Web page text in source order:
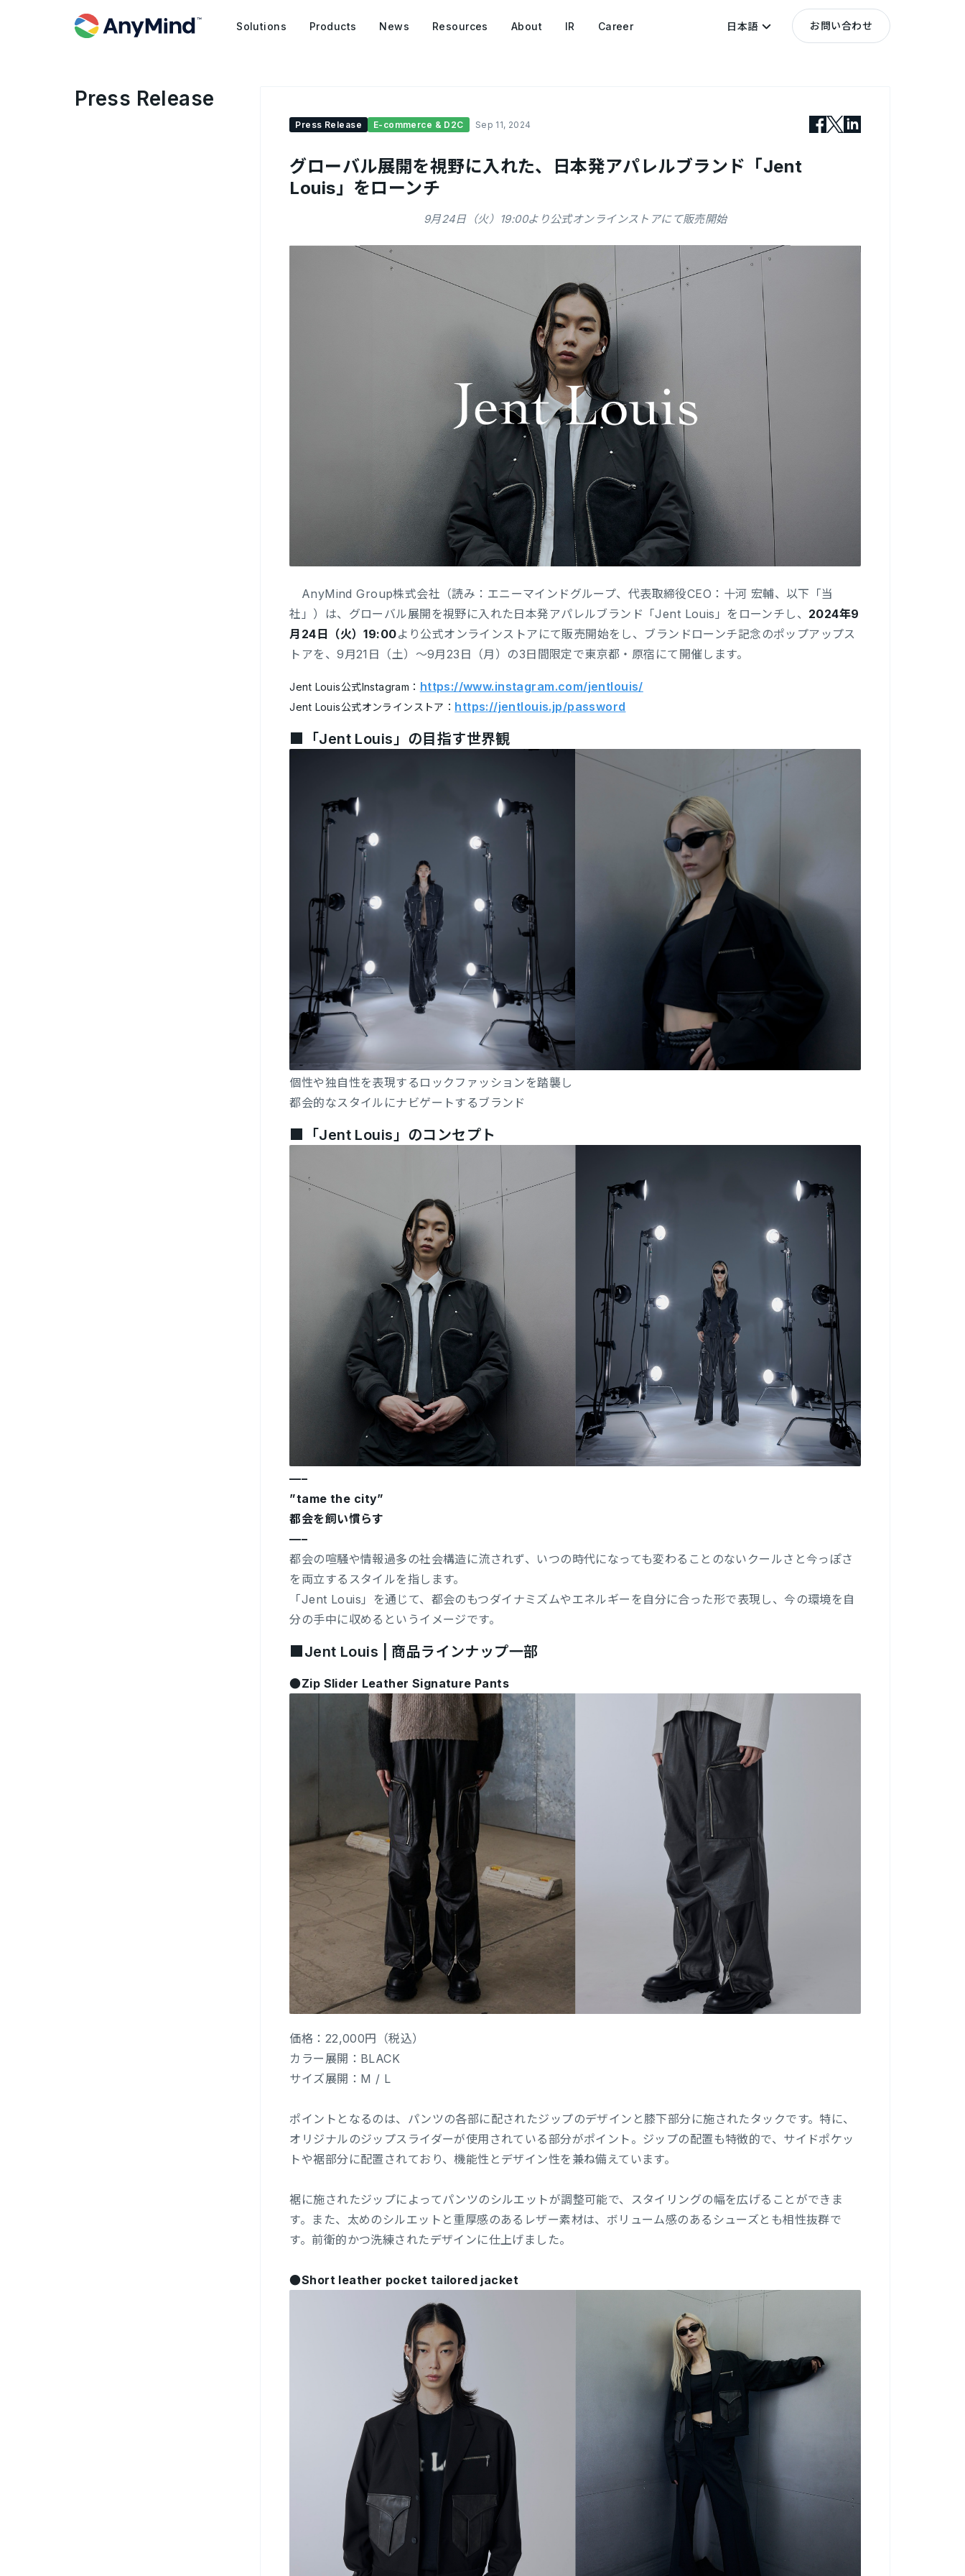
Solutions Products News Resources About IR Career 日本語 お問い合わせ
Press Release
Press Release E-commerce & D2C Sep 11, 2024
グローバル展開を視野に入れた、日本発アパレルブランド「Jent
Louis」をローンチ
9月24日（火）19:00より公式オンラインストアにて販売開始
AnyMind Group株式会社（読み：エニーマインドグループ、代表取締役CEO：十河 宏輔、以下「当
社」）は、グローバル展開を視野に入れた日本発アパレルブランド「Jent Louis」をローンチし、 2024年9
月24日（火）19:00より公式オンラインストアにて販売開始をし、ブランドローンチ記念のポップアップス
トアを、9月21日（土）〜9月23日（月）の3日間限定で東京都・原宿にて開催します。
Jent Louis公式Instagram： https://www.instagram.com/jentlouis/
Jent Louis公式オンラインストア： https://jentlouis.jp/password
■「Jent Louis」の目指す世界観
個性や独自性を表現するロックファッションを踏襲し
都会的なスタイルにナビゲートするブランド
■「Jent Louis」のコンセプト
—–
”tame the city”
都会を飼い慣らす
—–
都会の喧騒や情報過多の社会構造に流されず、いつの時代になっても変わることのないクールさと今っぽさ
を両立するスタイルを指します。
「Jent Louis」を通じて、都会のもつダイナミズムやエネルギーを自分に合った形で表現し、今の環境を自
分の手中に収めるというイメージです。
■Jent Louis | 商品ラインナップ一部
●Zip Slider Leather Signature Pants
価格：22,000円（税込）
カラー展開：BLACK
サイズ展開：M / L
ポイントとなるのは、パンツの各部に配されたジップのデザインと膝下部分に施されたタックです。特に、
オリジナルのジップスライダーが使用されている部分がポイント。ジップの配置も特徴的で、サイドポケッ
トや裾部分に配置されており、機能性とデザイン性を兼ね備えています。
裾に施されたジップによってパンツのシルエットが調整可能で、スタイリングの幅を広げることができま
す。また、太めのシルエットと重厚感のあるレザー素材は、ボリューム感のあるシューズとも相性抜群で
す。前衛的かつ洗練されたデザインに仕上げました。
●Short leather pocket tailored jacket